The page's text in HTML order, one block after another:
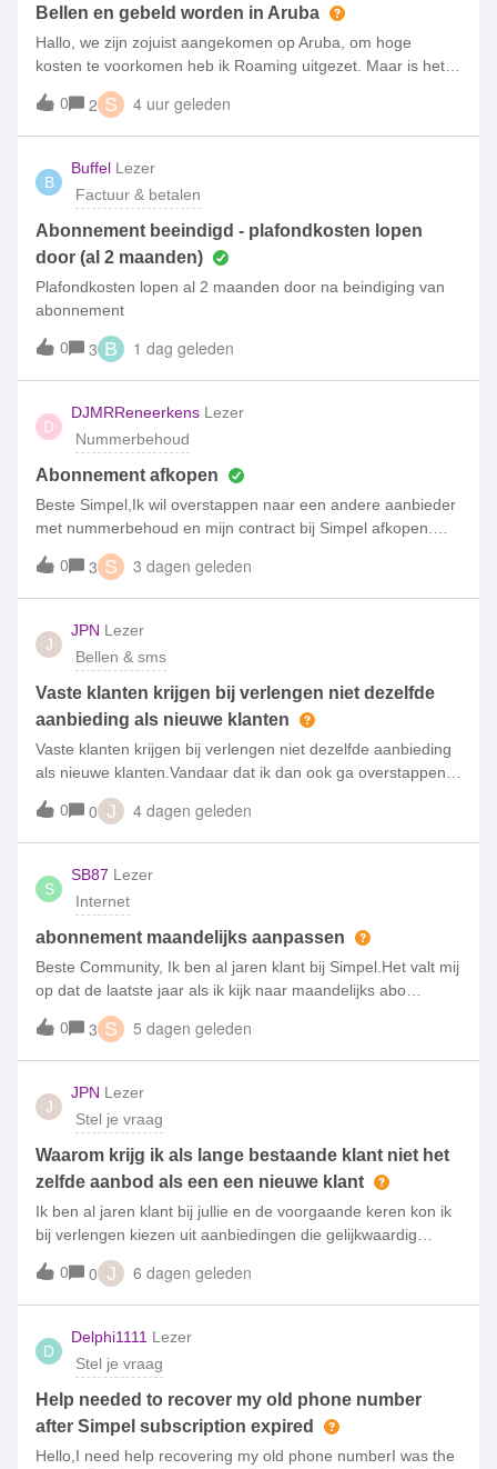
Bellen en gebeld worden in Aruba
Hallo, we zijn zojuist aangekomen op Aruba, om hoge
kosten te voorkomen heb ik Roaming uitgezet. Maar is het
nu zo dat ik daardoor zelf niet kan bellen of gebeld
worden? Moet ik Roaming aanzetten om zelf te bellen of om
gebeld te worden? Want dan zit
0 2 S 4 uur geleden
B
Buffel Lezer
Factuur & betalen
Abonnement beeindigd - plafondkosten lopen
door (al 2 maanden)
Plafondkosten lopen al 2 maanden door na beindiging van
abonnement
0 3 B 1 dag geleden
D
DJMRReneerkens Lezer
Nummerbehoud
Abonnement afkopen
Beste Simpel,Ik wil overstappen naar een andere aanbieder
met nummerbehoud en mijn contract bij Simpel afkopen.
Hoe kan ik dat doen en hoe wordt de afkoopsom berekend?
Gr Dave
0 3 S 3 dagen geleden
J
JPN Lezer
Bellen & sms
Vaste klanten krijgen bij verlengen niet dezelfde
aanbieding als nieuwe klanten
Vaste klanten krijgen bij verlengen niet dezelfde aanbieding
als nieuwe klanten.Vandaar dat ik dan ook ga overstappen
naar een andere aanbieder.
0 0 J 4 dagen geleden
S
SB87 Lezer
Internet
abonnement maandelijks aanpassen
Beste Community, Ik ben al jaren klant bij Simpel.Het valt mij
op dat de laatste jaar als ik kijk naar maandelijks abo
aanpassen (bellen, sms en data) dat de prijzen bijna gelijk
blijven.Vroeger, een paar jaar geleden was de prijsopbouw
veel logische
0 3 S 5 dagen geleden
J
JPN Lezer
Stel je vraag
Waarom krijg ik als lange bestaande klant niet het
zelfde aanbod als een een nieuwe klant
Ik ben al jaren klant bij jullie en de voorgaande keren kon ik
bij verlengen kiezen uit aanbiedingen die gelijkwaardig
waren als nieuwe klanten.Nu krijg ik een aanbod van 2
maanden gratis terwijl nieuwe klanten maar liefst een
aanbieding krijgen van
0 0 J 6 dagen geleden
D
Delphi1111 Lezer
Stel je vraag
Help needed to recover my old phone number
after Simpel subscription expired
Hello,I need help recovering my old phone numberI was the